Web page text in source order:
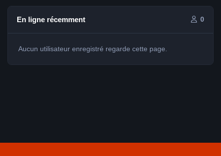
En ligne récemment 0
Aucun utilisateur enregistré regarde cette page.